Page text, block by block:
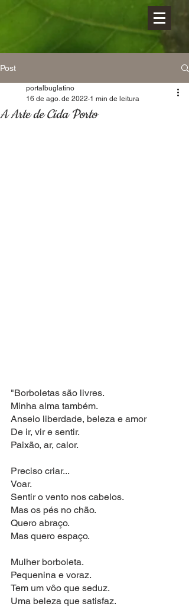
Post
A Arte de Cida Porto
portalbuglatino
16 de ago. de 2022 1 min de leitura
"Borboletas são livres.
Minha alma também.
Anseio liberdade, beleza e amor
De ir, vir e sentir.
Paixão, ar, calor.
Preciso criar...
Voar.
Sentir o vento nos cabelos.
Mas os pés no chão.
Quero abraço.
Mas quero espaço.
Mulher borboleta.
Pequenina e voraz.
Tem um vôo que seduz.
Uma beleza que satisfaz.